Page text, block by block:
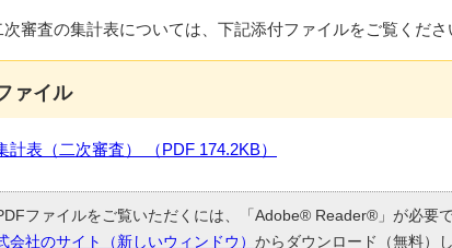
審査の集計表については、下記添付ファイルをご覧くださ
ァイル
計表（二次審査） （PDF 174.2KB）
ファイルをご覧いただくには、「Adobe® Reader®」が必要
会社のサイト（新しいウィンドウ） からダウンロード（無料）